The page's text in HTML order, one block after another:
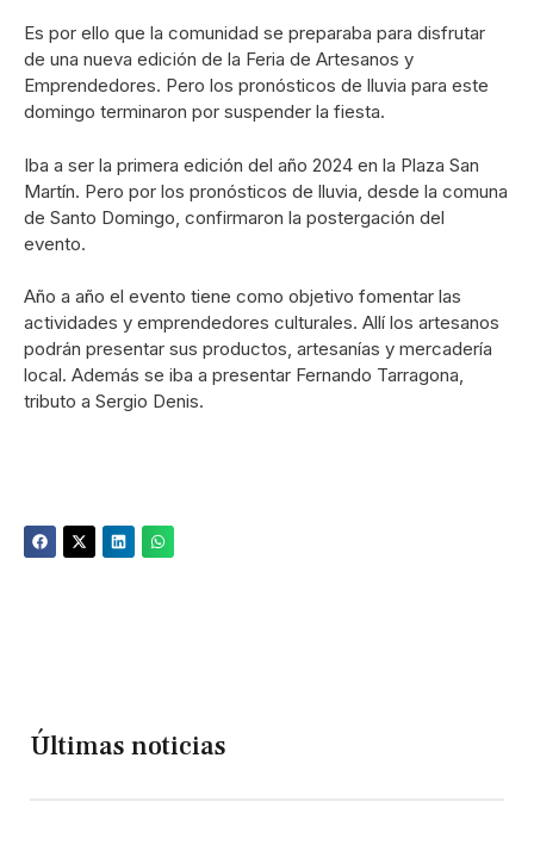
Es por ello que la comunidad se preparaba para disfrutar
de una nueva edición de la Feria de Artesanos y
Emprendedores. Pero los pronósticos de lluvia para este
domingo terminaron por suspender la fiesta.
Iba a ser la primera edición del año 2024 en la Plaza San
Martín. Pero por los pronósticos de lluvia, desde la comuna
de Santo Domingo, confirmaron la postergación del
evento.
Año a año el evento tiene como objetivo fomentar las
actividades y emprendedores culturales. Allí los artesanos
podrán presentar sus productos, artesanías y mercadería
local. Además se iba a presentar Fernando Tarragona,
tributo a Sergio Denis.
Últimas noticias